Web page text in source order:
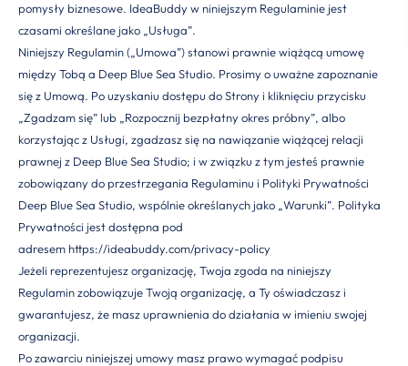
pomysły biznesowe. IdeaBuddy w niniejszym Regulaminie jest
czasami określane jako „Usługa”.
Niniejszy Regulamin („Umowa”) stanowi prawnie wiążącą umowę
między Tobą a Deep Blue Sea Studio. Prosimy o uważne zapoznanie
się z Umową. Po uzyskaniu dostępu do Strony i kliknięciu przycisku
„Zgadzam się” lub „Rozpocznij bezpłatny okres próbny”, albo
korzystając z Usługi, zgadzasz się na nawiązanie wiążącej relacji
prawnej z Deep Blue Sea Studio; i w związku z tym jesteś prawnie
zobowiązany do przestrzegania Regulaminu i Polityki Prywatności
Deep Blue Sea Studio, wspólnie określanych jako „Warunki”. Polityka
Prywatności jest dostępna pod
adresem https://ideabuddy.com/privacy-policy
Jeżeli reprezentujesz organizację, Twoja zgoda na niniejszy
Regulamin zobowiązuje Twoją organizację, a Ty oświadczasz i
gwarantujesz, że masz uprawnienia do działania w imieniu swojej
organizacji.
Po zawarciu niniejszej umowy masz prawo wymagać podpisu